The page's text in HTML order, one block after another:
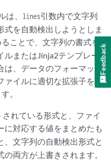
は、 lines引数内で文字列
式を自動検出しようとしま
ことで、文字列の書式を
またはJinja2テンプレー
は、データのフォーマット
ァイルに適切な拡張子を追
。
れている形式と、ファイ
に対応する値をまとめたも
、文字列の自動検出形式と
両方が上書きされます。
Feedback